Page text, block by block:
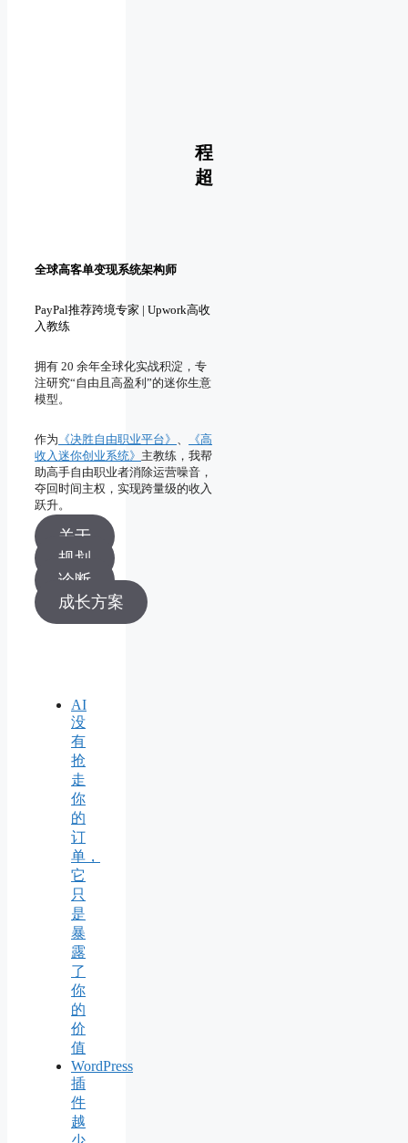
程
超
全球高客单变现系统架构师
PayPal推荐跨境专家 | Upwork高收
入教练
拥有 20 余年全球化实战积淀，专
注研究“自由且高盈利”的迷你生意
模型。
作为 《决胜自由职业平台》 、
《高
收入迷你创业系统》 主教练，我帮
助高手自由职业者消除运营噪音，
夺回时间主权，实现跨量级的收入
跃升。
关于
规划
诊断
成长方案
AI
没
有
抢
走
你
的
订
单，
它
只
是
暴
露
了
你
的
价
值
WordPress
插
件
越